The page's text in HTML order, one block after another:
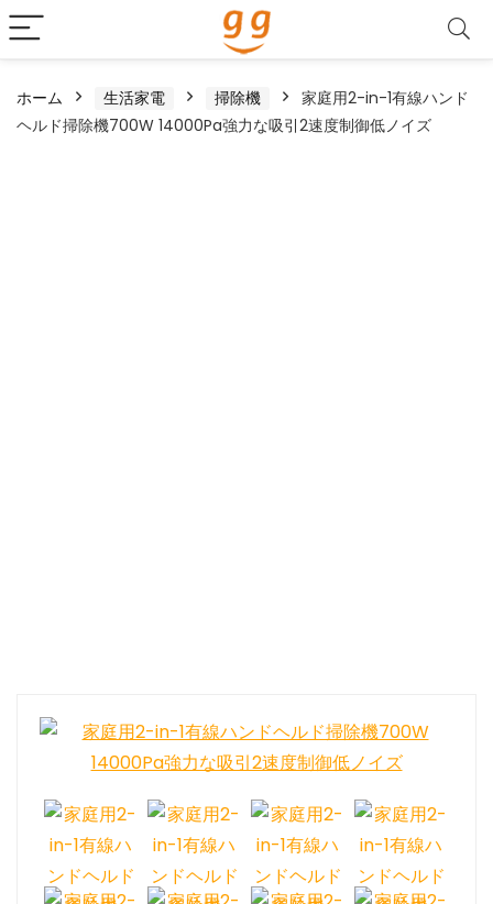
ホーム 生活家電 掃除機
家庭用2-in-1有線ハンド
ヘルド掃除機700W 14000Pa強力な吸引2速度制御低ノイズ